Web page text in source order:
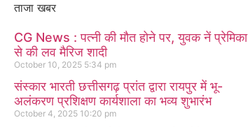
ताजा खबर
CG News : पत्नी की मौत होने पर, युवक नें प्रेमिका
से की लव मैरिज शादी
October 10, 2025 5:34 pm
संस्कार भारती छत्तीसगढ़ प्रांत द्वारा रायपुर में भू-
अलंकरण प्रशिक्षण कार्यशाला का भव्य शुभारंभ
October 4, 2025 10:20 pm